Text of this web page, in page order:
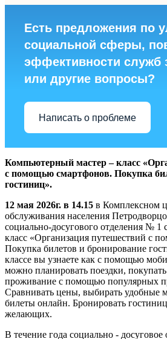
Есть предложения по
социальной сферы,
эффективности служб
или другие вопросы?
Написать о проблеме
Компьютерный мастер – класс
с помощью смартфонов. Покупка
гостиниц».
12 мая 2026г. в 14.15 в Комплексном
обслуживания населения
социально-досугового отделения № 1
класс «Организация путешествий с
Покупка билетов и бронирование
классе вы узнаете как с помощью
можно планировать поездки,
проживание с помощью популярных
Сравнивать цены, выбирать удобные
билеты онлайн. Бронировать
желающих.
В течение года социально -